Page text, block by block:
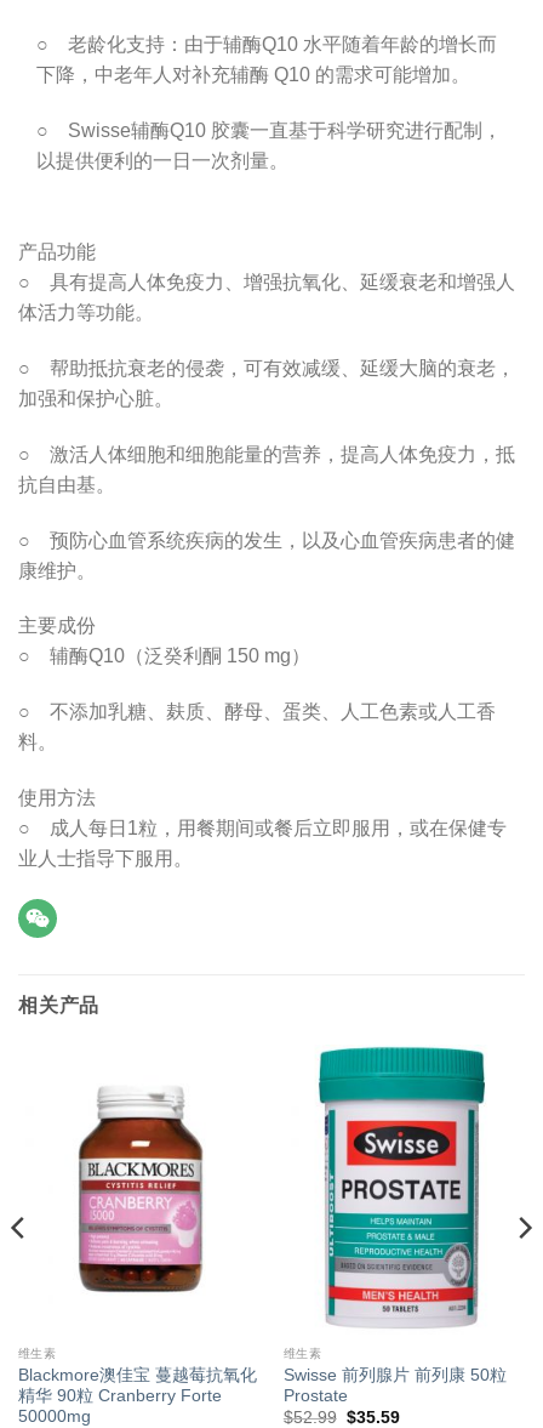
○ 老龄化支持：由于辅酶Q10 水平随着年龄的增长而
下降，中老年人对补充辅酶 Q10 的需求可能增加。
○ Swisse辅酶Q10 胶囊一直基于科学研究进行配制，
以提供便利的一日一次剂量。
产品功能
○ 具有提高人体免疫力、增强抗氧化、延缓衰老和增强人
体活力等功能。
○ 帮助抵抗衰老的侵袭，可有效减缓、延缓大脑的衰老，
加强和保护心脏。
○ 激活人体细胞和细胞能量的营养，提高人体免疫力，抵
抗自由基。
○ 预防心血管系统疾病的发生，以及心血管疾病患者的健
康维护。
主要成份
○ 辅酶Q10（泛癸利酮 150 mg）
○ 不添加乳糖、麸质、酵母、蛋类、人工色素或人工香
料。
使用方法
○ 成人每日1粒，用餐期间或餐后立即服用，或在保健专
业人士指导下服用。
相关产品
维生素
Blackmore澳佳宝 蔓越莓抗氧化
精华 90粒 Cranberry Forte
50000mg
维生素
Swisse 前列腺片 前列康 50粒
Prostate
$52.99 原
$35.59当